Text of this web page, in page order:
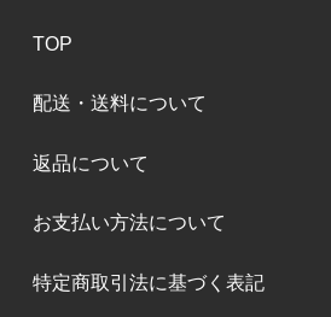
TOP
配送・送料について
返品について
お支払い方法について
特定商取引法に基づく表記